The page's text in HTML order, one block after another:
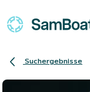
Suchergebnisse